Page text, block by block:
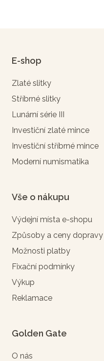
E-shop
Zlaté slitky
Stříbrné slitky
Lunární série III
Investiční zlaté mince
Investiční stříbrné mince
Moderní numismatika
Vše o nákupu
Výdejní místa e-shopu
Způsoby a ceny dopravy
Možnosti platby
Fixační podmínky
Výkup
Reklamace
Golden Gate
O nás